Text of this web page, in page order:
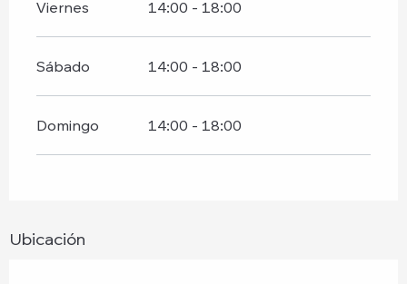
Viernes 14:00 - 18:00
Sábado 14:00 - 18:00
Domingo 14:00 - 18:00
Ubicación